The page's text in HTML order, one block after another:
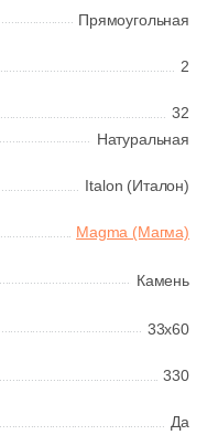
Прямоугольная
2
32
Натуральная
Italon (Италон)
Magma (Магма)
Камень
33x60
330
Да